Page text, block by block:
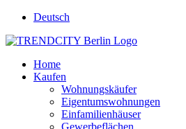
Deutsch
Home
Kaufen
Wohnungskäufer
Eigentumswohnungen
Einfamilienhäuser
Gewerbeflächen